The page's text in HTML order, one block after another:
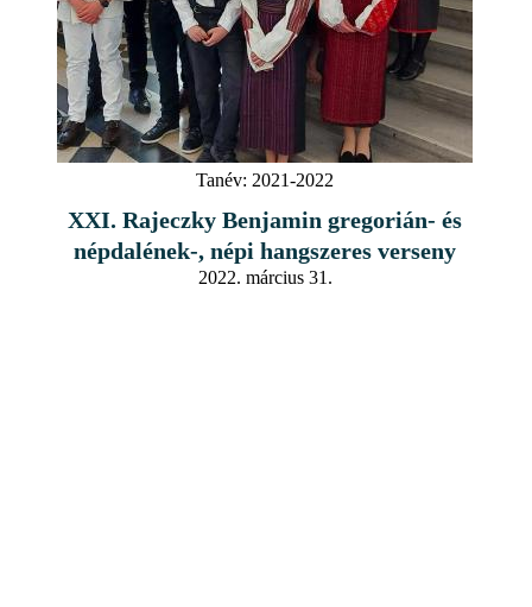
Tanév: 2021-2022
XXI. Rajeczky Benjamin gregorián- és
népdalének-, népi hangszeres verseny
2022. március 31.